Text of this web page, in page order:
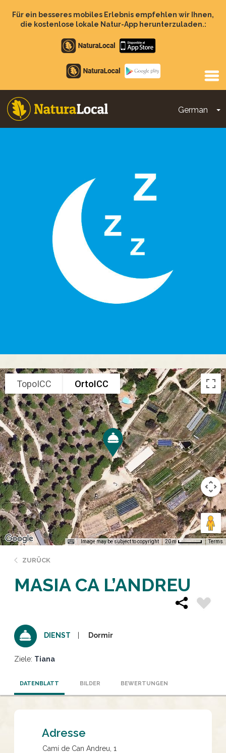
zumFür ein besseres mobiles Erlebnis empfehlen wir Ihnen,
die kostenlose lokale Natur-App herunterzuladen.:
Apple
store
Google
Play
German
Main
TopoICC OrtoICC
Image may be subject to copyright 20 m Terms
ZURÜCK
MASIA CA L’ANDREU
DIENST Dormir
Ziele: Tiana
DATENBLATT BILDER BEWERTUNGEN
Adresse
Camí de Can Andreu, 1